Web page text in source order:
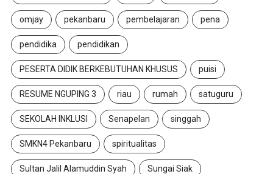
omjay pekanbaru pembelajaran pena
pendidika pendidikan
PESERTA DIDIK BERKEBUTUHAN KHUSUS puisi
RESUME NGUPING 3 riau rumah satuguru
SEKOLAH INKLUSI Senapelan singgah
SMKN4 Pekanbaru spiritualitas
Sultan Jalil Alamuddin Syah Sungai Siak